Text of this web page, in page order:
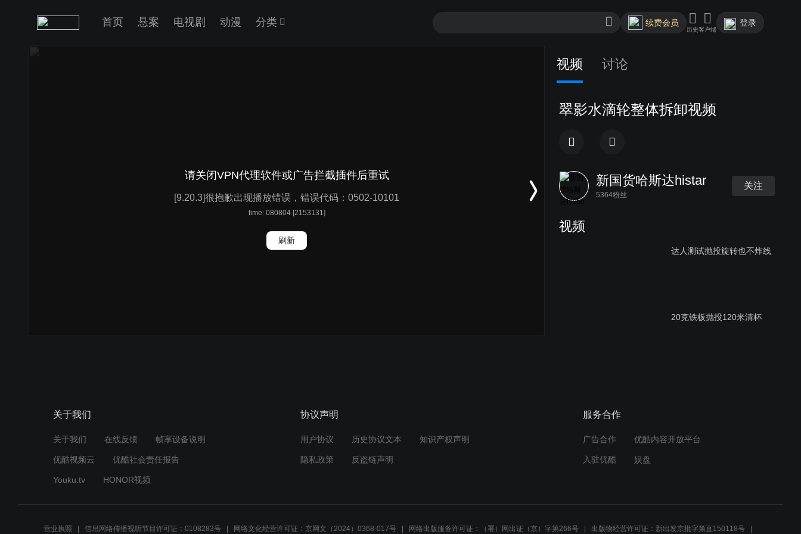
首页 悬案 电视剧 动漫 分类 续费会员
历史客户端
登录
请关闭VPN代理软件或广告拦截插件后重试
[9.20.3]很抱歉出现播放错误，错误代码：0502-10101
time: 080804 [2153131]
刷新
视频 讨论
翠影水滴轮整体拆卸视频
新国货哈斯达histar
5364粉丝
关注
视频
达人测试抛投旋转也不炸线
20克铁板抛投120米清杯
关于我们
关于我们 在线反馈 帧享设备说明
优酷视频云 优酷社会责任报告
Youku.tv HONOR视频
协议声明
用户协议 历史协议文本 知识产权声明
隐私政策 反盗链声明
服务合作
广告合作 优酷内容开放平台
入驻优酷 娱盘
营业执照 信息网络传播视听节目许可证：0108283号 网络文化经营许可证：京网文（2024）0368-017号 网络出版服务许可证：（署）网出证（京）字第266号 出版物经营许可证：新出发京批字第直150118号